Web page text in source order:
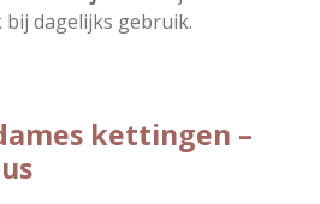
dagelijks gebruik.
kettingen –